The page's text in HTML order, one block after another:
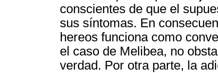
conscientes de que el
sus síntomas. En
hereos funciona como
el caso de Melibea, no
verdad. Por otra parte, la